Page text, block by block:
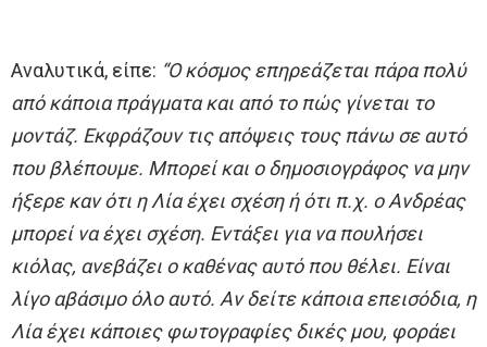
Αναλυτικά, είπε: “Ο κόσμος επηρεάζεται πάρα πολύ
από κάποια πράγματα και από το πώς γίνεται το
μοντάζ. Εκφράζουν τις απόψεις τους πάνω σε αυτό
που βλέπουμε. Μπορεί και ο δημοσιογράφος να μην
ήξερε καν ότι η Λία έχει σχέση ή ότι π.χ. ο Ανδρέας
μπορεί να έχει σχέση. Εντάξει για να πουλήσει
κιόλας, ανεβάζει ο καθένας αυτό που θέλει. Είναι
λίγο αβάσιμο όλο αυτό. Αν δείτε κάποια επεισόδια, η
Λία έχει κάποιες φωτογραφίες δικές μου, φοράει